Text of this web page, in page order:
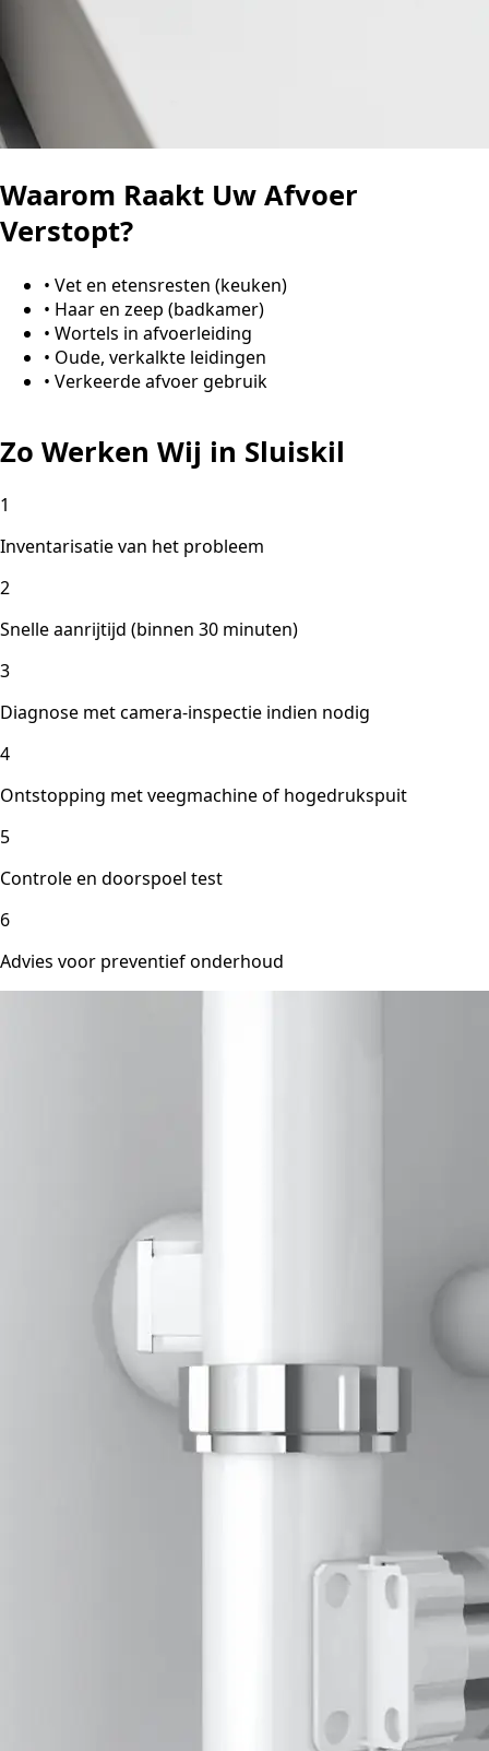
Waarom Raakt Uw Afvoer
Verstopt?
• Vet en etensresten (keuken)
• Haar en zeep (badkamer)
• Wortels in afvoerleiding
• Oude, verkalkte leidingen
• Verkeerde afvoer gebruik
Zo Werken Wij in Sluiskil
1
Inventarisatie van het probleem
2
Snelle aanrijtijd (binnen 30 minuten)
3
Diagnose met camera-inspectie indien nodig
4
Ontstopping met veegmachine of hogedrukspuit
5
Controle en doorspoel test
6
Advies voor preventief onderhoud